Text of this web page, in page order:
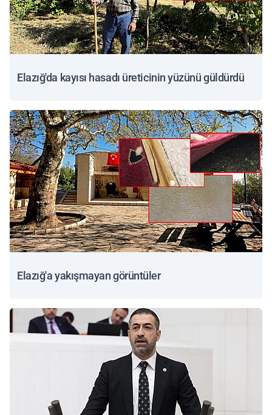
Elazığ'da kayısı hasadı üreticinin yüzünü güldürdü
Elazığ'a yakışmayan görüntüler